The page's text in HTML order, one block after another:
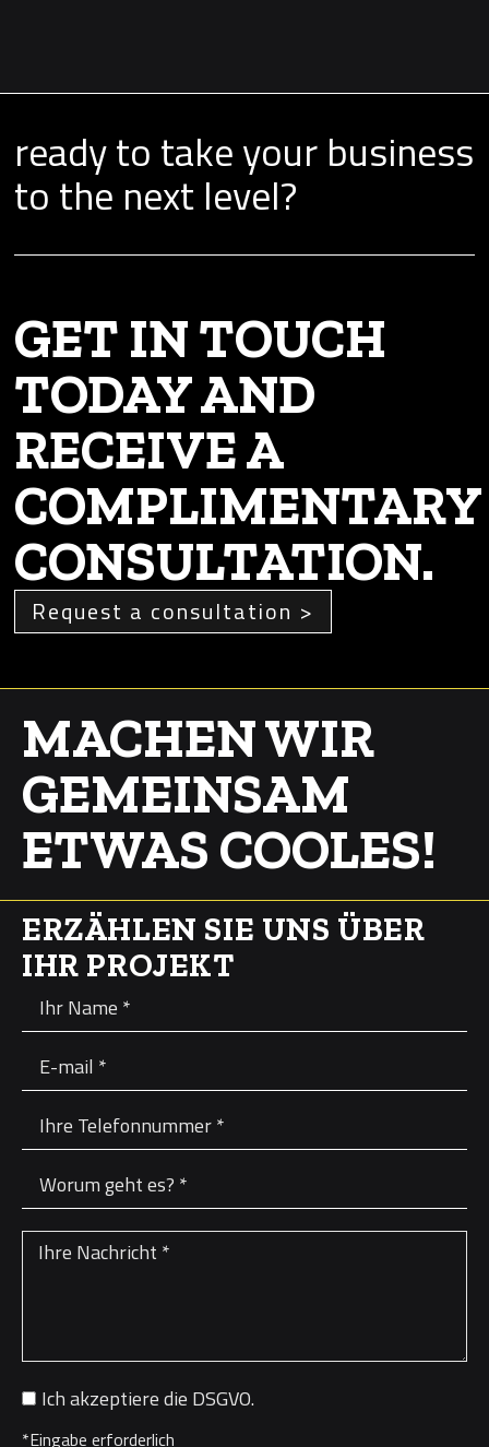
ready to take your business
to the next level?
GET IN TOUCH
TODAY AND
RECEIVE A
COMPLIMENTARY
CONSULTATION.
Request a consultation >
MACHEN WIR
GEMEINSAM
ETWAS COOLES!
ERZÄHLEN SIE UNS ÜBER
IHR PROJEKT
Ich akzeptiere die DSGVO.
*Eingabe erforderlich